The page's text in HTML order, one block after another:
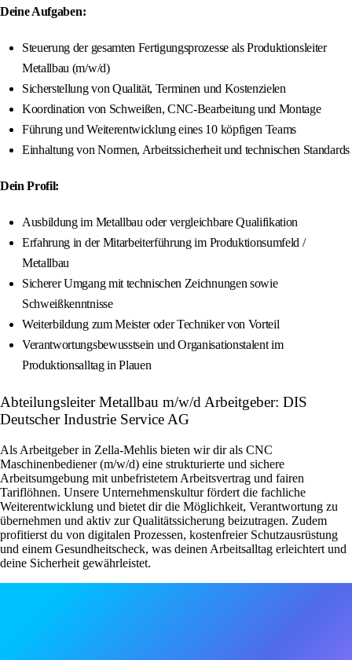
Deine Aufgaben:
Steuerung der gesamten Fertigungsprozesse als Produktionsleiter
Metallbau (m/w/d)
Sicherstellung von Qualität, Terminen und Kostenzielen
Koordination von Schweißen, CNC-Bearbeitung und Montage
Führung und Weiterentwicklung eines 10 köpfigen Teams
Einhaltung von Normen, Arbeitssicherheit und technischen Standards
Dein Profil:
Ausbildung im Metallbau oder vergleichbare Qualifikation
Erfahrung in der Mitarbeiterführung im Produktionsumfeld /
Metallbau
Sicherer Umgang mit technischen Zeichnungen sowie
Schweißkenntnisse
Weiterbildung zum Meister oder Techniker von Vorteil
Verantwortungsbewusstsein und Organisationstalent im
Produktionsalltag in Plauen
Abteilungsleiter Metallbau m/w/d Arbeitgeber: DIS
Deutscher Industrie Service AG
Als Arbeitgeber in Zella-Mehlis bieten wir dir als CNC
Maschinenbediener (m/w/d) eine strukturierte und sichere
Arbeitsumgebung mit unbefristetem Arbeitsvertrag und fairen
Tariflöhnen. Unsere Unternehmenskultur fördert die fachliche
Weiterentwicklung und bietet dir die Möglichkeit, Verantwortung zu
übernehmen und aktiv zur Qualitätssicherung beizutragen. Zudem
profitierst du von digitalen Prozessen, kostenfreier Schutzausrüstung
und einem Gesundheitscheck, was deinen Arbeitsalltag erleichtert und
deine Sicherheit gewährleistet.